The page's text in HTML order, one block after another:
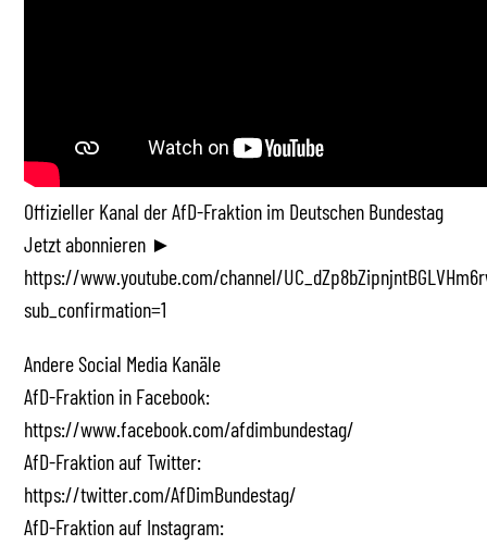
Offizieller Kanal der AfD-Fraktion im Deutschen Bundestag
Jetzt abonnieren ►
https://www.youtube.com/channel/
sub_confirmation=1
Andere Social Media Kanäle
AfD-Fraktion in Facebook:
https://www.facebook.com/afdimbundestag/
AfD-Fraktion auf Twitter:
https://twitter.com/AfDimBundestag/
AfD-Fraktion auf Instagram: